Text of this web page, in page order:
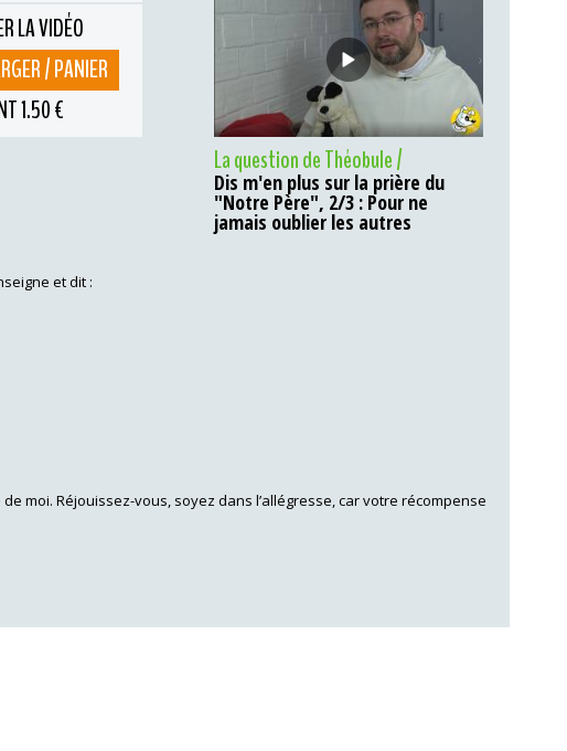
LA VIDÉO
/ PANIER
1.50 €
La question de Théobule /
Dis m'en plus sur la prière du
"Notre Père", 2/3 : Pour ne
jamais oublier les autres
et dit :
moi. Réjouissez-vous, soyez dans l’allégresse, car votre récompense